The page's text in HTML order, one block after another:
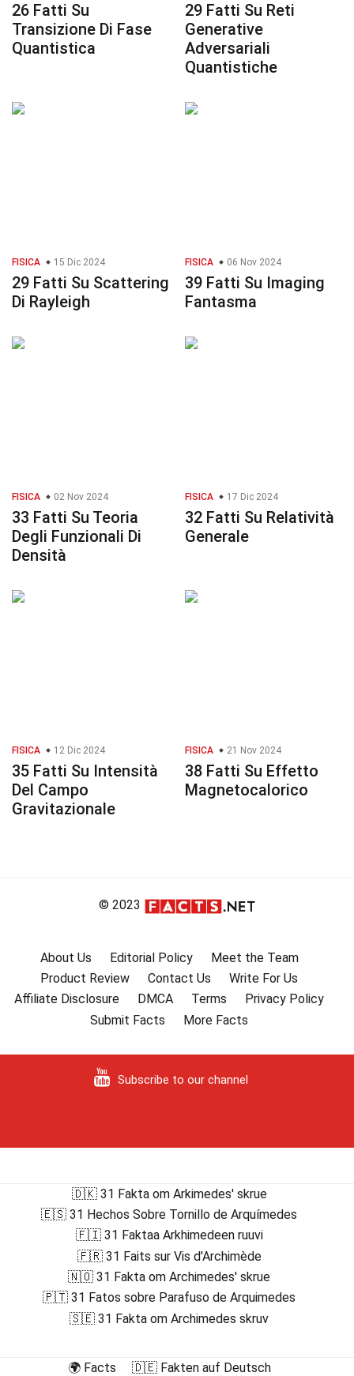
26 Fatti Su
Transizione Di Fase
Quantistica
29 Fatti Su Reti
Generative
Adversariali
Quantistiche
FISICA 15 Dic 2024
29 Fatti Su Scattering
Di Rayleigh
FISICA 06 Nov 2024
39 Fatti Su Imaging
Fantasma
FISICA 02 Nov 2024
33 Fatti Su Teoria
Degli Funzionali Di
Densità
FISICA 17 Dic 2024
32 Fatti Su Relatività
Generale
FISICA 12 Dic 2024
35 Fatti Su Intensità
Del Campo
Gravitazionale
FISICA 21 Nov 2024
38 Fatti Su Effetto
Magnetocalorico
© 2023
About Us Editorial Policy
Meet the Team
Product Review
Contact Us
Write For Us
Affiliate Disclosure
DMCA Terms
Privacy Policy
Submit Facts
More Facts
Subscribe to our channel
🇩🇰 31 Fakta om Arkimedes' skrue
🇪🇸 31 Hechos Sobre Tornillo de Arquímedes
🇫🇮 31 Faktaa Arkhimedeen ruuvi
🇫🇷 31 Faits sur Vis d'Archimède
🇳🇴 31 Fakta om Archimedes' skrue
🇵🇹 31 Fatos sobre Parafuso de Arquimedes
🇸🇪 31 Fakta om Archimedes skruv
🌍 Facts 🇩🇪 Fakten auf Deutsch